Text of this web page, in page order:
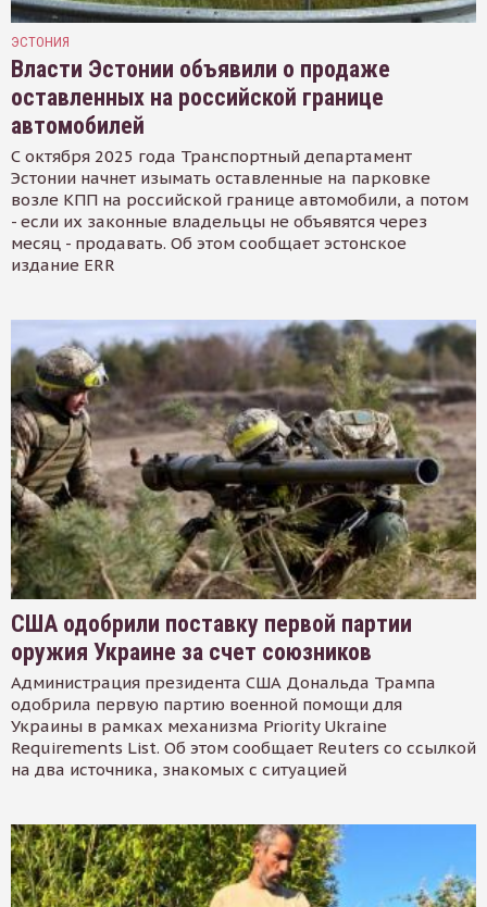
ЭСТОНИЯ
Власти Эстонии объявили о продаже
оставленных на российской границе
автомобилей
С октября 2025 года Транспортный департамент
Эстонии начнет изымать оставленные на парковке
возле КПП на российской границе автомобили, а потом
- если их законные владельцы не объявятся через
месяц - продавать. Об этом сообщает эстонское
издание ERR
США одобрили поставку первой партии
оружия Украине за счет союзников
Администрация президента США Дональда Трампа
одобрила первую партию военной помощи для
Украины в рамках механизма Priority Ukraine
Requirements List. Об этом сообщает Reuters со ссылкой
на два источника, знакомых с ситуацией